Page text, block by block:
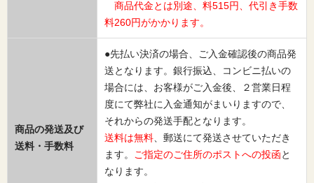
商品代金とは別途、料515円、代引き手数
料260円がかかります。
商品の発送及び
送料・手数料
●先払い決済の場合、ご入金確認後の商品発
送となります。銀行振込、コンビニ払いの
場合には、お客様がご入金後、２営業日程
度にて弊社に入金通知がまいりますので、
それからの発送手配となります。
送料は無料、郵送にて発送させていただき
ます。 ご指定のご住所のポストへの投函と
なります。